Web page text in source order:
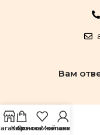
Вам
Корзина
Список желаний
Мой аккаунт